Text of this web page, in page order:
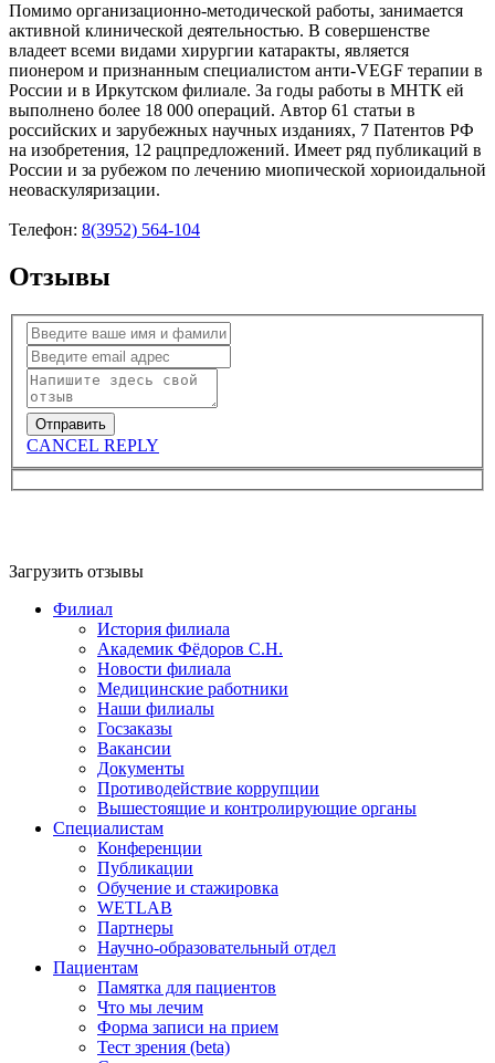
Помимо организационно-методической работы, занимается
активной клинической деятельностью. В совершенстве
владеет всеми видами хирургии катаракты, является
пионером и признанным специалистом анти-VEGF терапии в
России и в Иркутском филиале. За годы работы в МНТК ей
выполнено более 18 000 операций. Автор 61 статьи в
российских и зарубежных научных изданиях, 7 Патентов РФ
на изобретения, 12 рацпредложений. Имеет ряд публикаций в
России и за рубежом по лечению миопической хориоидальной
неоваскуляризации.
Телефон: 8(3952) 564-104
Отзывы
CANCEL REPLY
Загрузить отзывы
Филиал
История филиала
Академик Фёдоров С.Н.
Новости филиала
Медицинские работники
Наши филиалы
Госзаказы
Вакансии
Документы
Противодействие коррупции
Вышестоящие и контролирующие органы
Специалистам
Конференции
Публикации
Обучение и стажировка
WETLAB
Партнеры
Научно-образовательный отдел
Пациентам
Памятка для пациентов
Что мы лечим
Форма записи на прием
Тест зрения (beta)